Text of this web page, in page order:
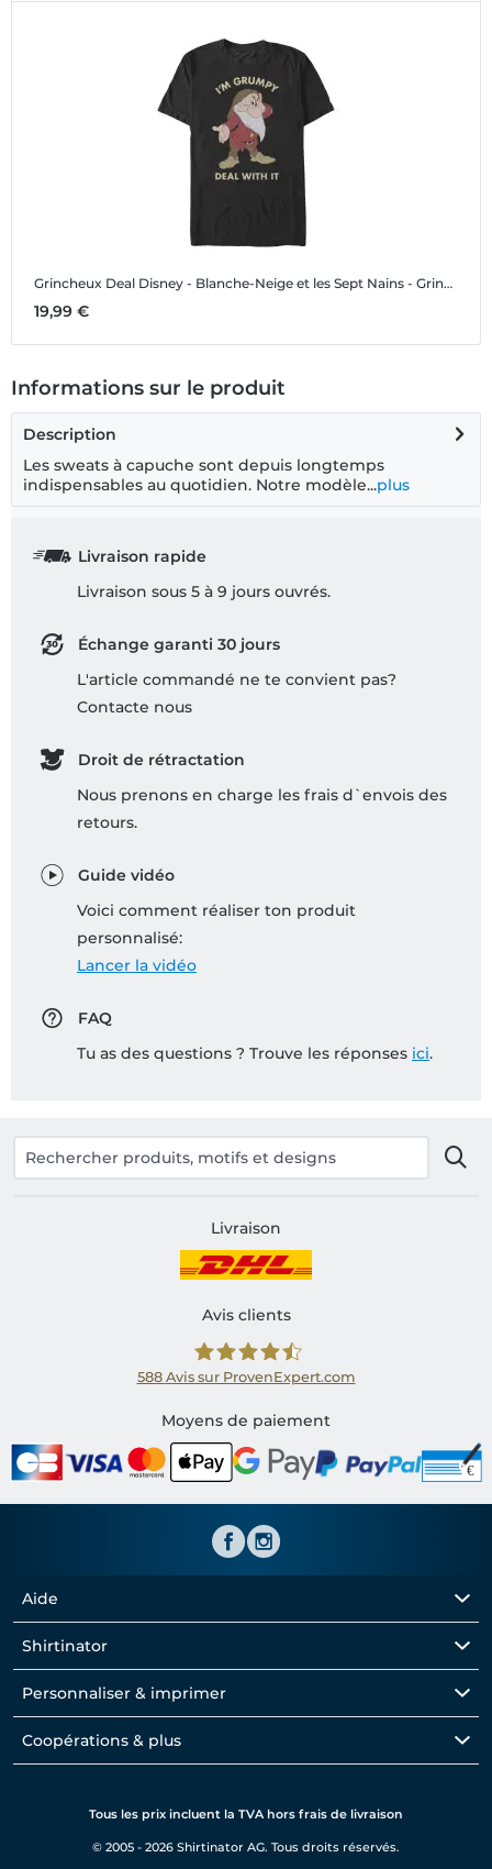
Grincheux Deal Disney - Blanche-Neige et les Sept Nains - Grincheux Deal - Homme T-shirt
19,99 €
Informations sur le produit
Description
Les sweats à capuche sont depuis longtemps
indispensables au quotidien. Notre modèle...plus
Livraison rapide
Livraison sous 5 à 9 jours ouvrés.
Échange garanti 30 jours
L'article commandé ne te convient pas?
Contacte nous
Droit de rétractation
Nous prenons en charge les frais d`envois des
retours.
Guide vidéo
Voici comment réaliser ton produit
personnalisé:
Lancer la vidéo
FAQ
Tu as des questions ? Trouve les réponses ici.
Livraison
Avis clients
Shirtinator FR
588 Avis sur ProvenExpert.com
Moyens de paiement
Aide
Shirtinator
Personnaliser & imprimer
Coopérations & plus
Tous les prix incluent la TVA hors frais de livraison
© 2005 - 2026 Shirtinator AG. Tous droits réservés.